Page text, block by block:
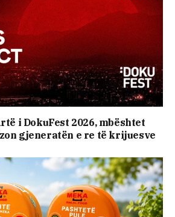
i DokuFest 2026, mbështet
gjeneratën e re të krijuesve